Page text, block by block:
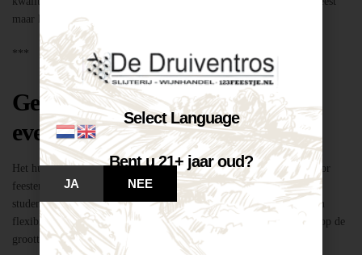
maar komen!
***
Geschikt voor elk type feest of
evenement
Het huren van een biertap in locatie Breda is niet alleen geschikt voor
feesten thuis, maar ook voor bedrijfsevenementen, buurtfeesten,
studentenfeestjes en verenigingsactiviteiten. Dankzij de mobiliteit en
flexibiliteit van onze tapinstallaties kunnen we moeiteloos inspelen op de
grootte en aard van elk evenement.
Select Language
Bent u 21+ jaar oud?
JA NEE